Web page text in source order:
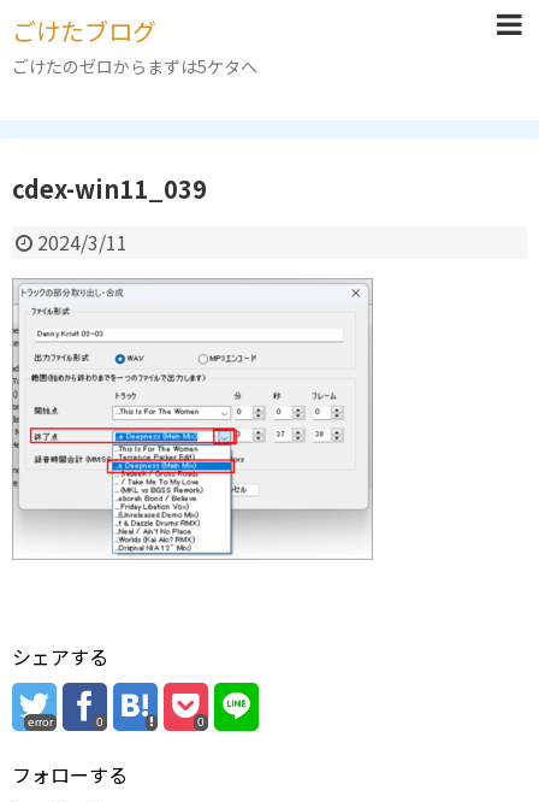
ごけたブログ
ごけたのゼロからまずは5ケタへ
cdex-win11_039
2024/3/11
シェアする
error 0 0
フォローする